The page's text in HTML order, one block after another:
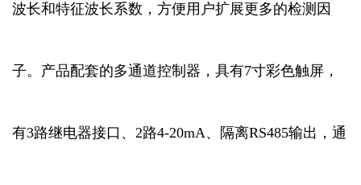
波长和特征波长系数，方便用户扩展更多的检测因
子。产品配套的多通道控制器，具有7寸彩色触屏，
有3路继电器接口、2路4-20mA、隔离RS485输出，通